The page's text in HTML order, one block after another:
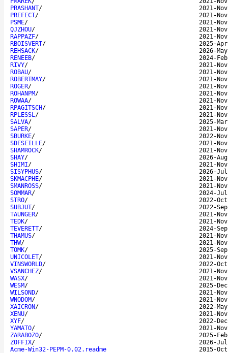
PRASHANT/
2021-
PREFECT/
2021-
PSME/
2021-
QJZHOU/
2021-
RAPPAZF/
2021-
RBOISVERT/
2025-
REHSACK/
2026-
RENEEB/
2024-
RIVY/
2021-
ROBAU/
2021-
ROBERTMAY/
2021-
ROGER/
2021-
ROHANPM/
2021-
ROWAA/
2021-
RPAGITSCH/
2021-
RPLESSL/
2021-
SALVA/
2025-
SAPER/
2021-
SBURKE/
2022-
SDESEILLE/
2021-
SHAMROCK/
2021-
SHAY/
2026-
SHIMI/
2021-
SISYPHUS/
2026-
SKMACPHE/
2021-
SMANROSS/
2021-
SOMMAR/
2024-
STRO/
2022-
SUBJUT/
2022-
TAUNGER/
2021-
TEDK/
2021-
TEVERETT/
2024-
THAMUS/
2021-
THW/
2021-
TOMK/
2025-
UNICOLET/
2021-
VINSWORLD/
2022-
VSANCHEZ/
2021-
WASX/
2021-
WESM/
2025-
WILSOND/
2021-
WNODOM/
2021-
XAICRON/
2022-
XENU/
2021-
XYF/
2022-
YAMATO/
2021-
ZARABOZO/
2025-
ZOFFIX/
2026-
Acme-Win32-PEPM-0.02.readme
2015-